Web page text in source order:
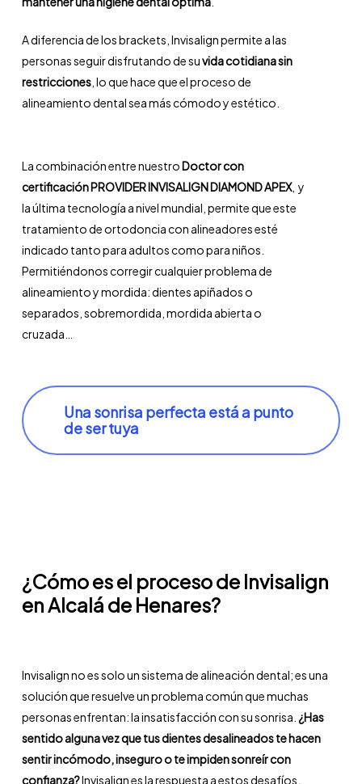
A diferencia de los brackets, Invisalign permite a las
personas seguir disfrutando de suvida cotidiana sin
restricciones, lo que hace que el proceso de
alineamiento dental sea más cómodo y estético.
La combinación entre nuestroDoctor con
certificación PROVIDER INVISALIGN DIAMOND APEX, y
la última tecnología a nivel mundial, permite que este
tratamiento de ortodoncia con alineadores esté
indicado tanto para adultos como para niños.
Permitiéndonos corregir cualquier problema de
alineamiento y mordida: dientes apiñados o
separados, sobremordida, mordida abierta o
cruzada…
Una sonrisa perfecta está a punto
de ser tuya
¿Cómo es el proceso de Invisalign
en Alcalá de Henares?
Invisalign no es solo un sistema de alineación dental; es una
solución que resuelve un problema común que muchas
personas enfrentan: la insatisfacción con su sonrisa. ¿Has
sentido alguna vez que tus dientes desalineados te hacen
sentir incómodo, inseguro o te impiden sonreír con
confianza?Invisalign es la respuesta a estos desafíos.